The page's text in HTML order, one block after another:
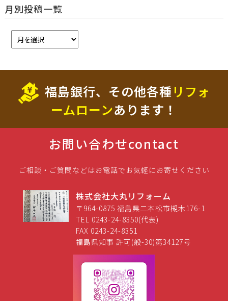
月別投稿一覧
福島銀行、その他各種 リフォ
ームローンあります！
お問い合わせcontact
ご相談・ご質問などはお電話でお気軽にお寄せください
株式会社大丸リフォーム
〒964-0875 福島県二本松市槻木176-1
TEL 0243-24-8350(代表)
FAX 0243-24-8351
福島県知事 許可(般-30)第34127号